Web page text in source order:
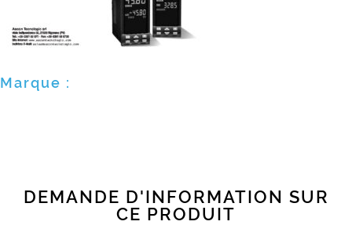
Marque :
DEMANDE D'INFORMATION SUR
CE PRODUIT